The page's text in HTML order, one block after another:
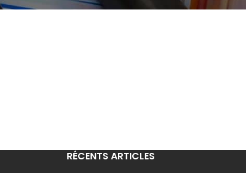
RÉCENTS ARTICLES